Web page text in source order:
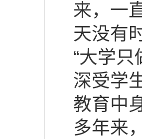
来，一
天没有
“大学
深受学
教育中
多年来